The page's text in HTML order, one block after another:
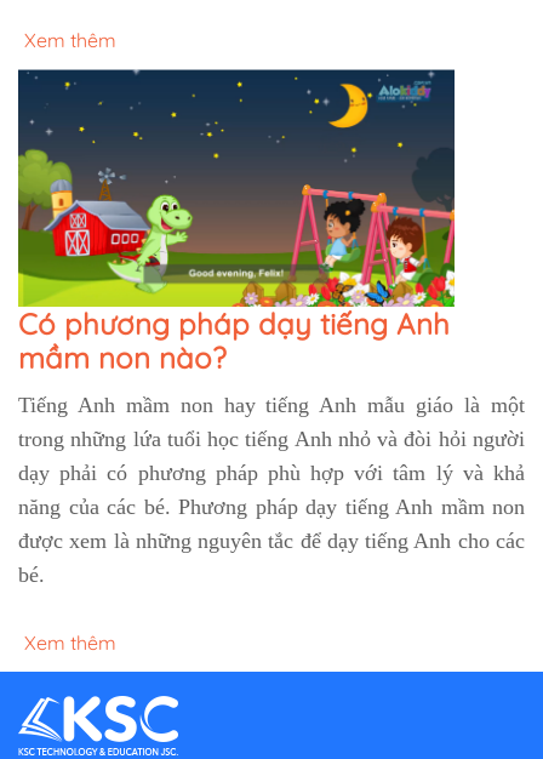
Xem thêm
Có phương pháp dạy tiếng Anh
mầm non nào?
Tiếng Anh mầm non hay tiếng Anh mẫu giáo là một
trong những lứa tuổi học tiếng Anh nhỏ và đòi hỏi người
dạy phải có phương pháp phù hợp với tâm lý và khả
năng của các bé. Phương pháp dạy tiếng Anh mầm non
được xem là những nguyên tắc để dạy tiếng Anh cho các
bé.
Xem thêm